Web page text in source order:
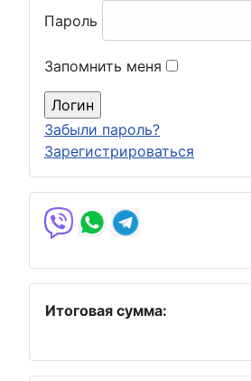
Пароль
Запомнить меня
Забыли пароль?
Зарегистрироваться
Итоговая сумма: